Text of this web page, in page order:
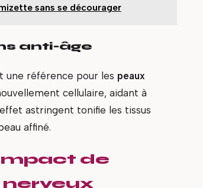
sans se décourager
anti-âge
une référence pour les peaux
cellulaire, aidant à
astringent tonifie les tissus
affiné.
de
nerveux